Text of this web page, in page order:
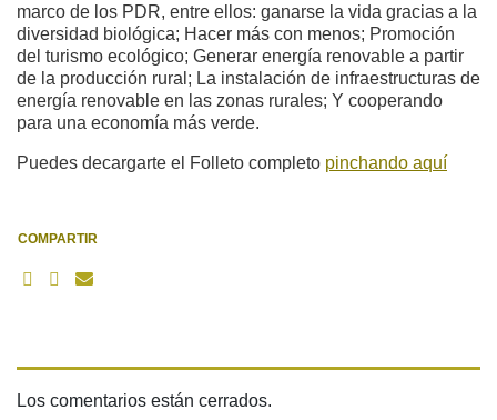
marco de los PDR, entre ellos: ganarse la vida gracias a la
diversidad biológica; Hacer más con menos; Promoción
del turismo ecológico; Generar energía renovable a partir
de la producción rural; La instalación de infraestructuras de
energía renovable en las zonas rurales; Y cooperando
para una economía más verde.
Puedes decargarte el Folleto completo pinchando aquí
COMPARTIR
Los comentarios están cerrados.